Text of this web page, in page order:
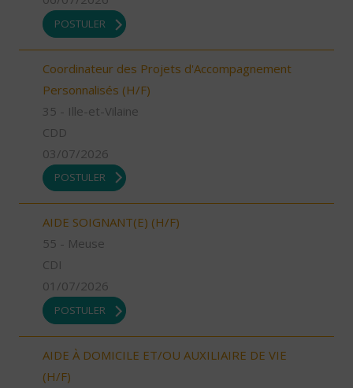
POSTULER
Coordinateur des Projets d'Accompagnement
Personnalisés (H/F)
35 - Ille-et-Vilaine
CDD
03/07/2026
POSTULER
AIDE SOIGNANT(E) (H/F)
55 - Meuse
CDI
01/07/2026
POSTULER
AIDE À DOMICILE ET/OU AUXILIAIRE DE VIE
(H/F)